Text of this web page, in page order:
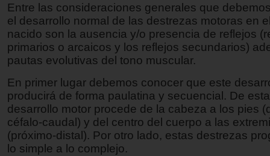
Entre las consideraciones generales que
el desarrollo normal de las destrezas motoras en
nacido son la ausencia y/o presencia de reflejos
primarios o arcaicos y los reflejos secundarios)
pautas evolutivas del tono muscular.
En primer lugar debemos conocer que este
producirá de forma paulatina y secuencial. De
desarrollo motor procede de la cabeza a los pies
céfalo-caudal) y del centro del cuerpo a las
(próximo-distal). Por otro lado, estas destrezas
lo simple a lo complejo.